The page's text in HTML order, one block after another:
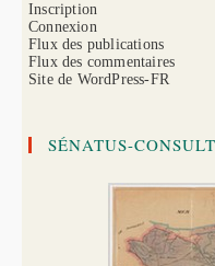
Inscription
Connexion
Flux des publications
Flux des commentaires
Site de WordPress-FR
SÉNATUS-